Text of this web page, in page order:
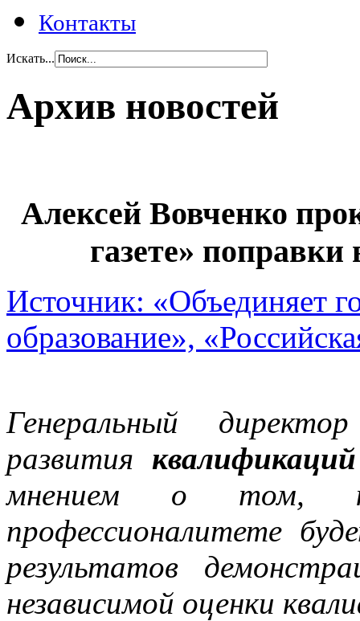
Контакты
Искать...
Архив новостей
Алексей Вовченко
газете» поправки
Источник: «Объединяет
образование»,
Генеральный
развития
мнением о том,
профессионалитете
результатов
независимой оценки